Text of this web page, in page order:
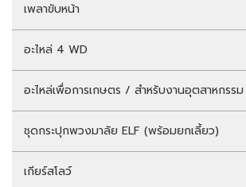
เพลาขับหน้า
อะไหล่ 4 WD
อะไหล่เพื่อการเกษตร / สำหรับงานอุตสาหกรรม
ชุดกระปุกพวงมาลัย ELF (พร้อมยกเลี้ยว)
เกียร์สโลว์